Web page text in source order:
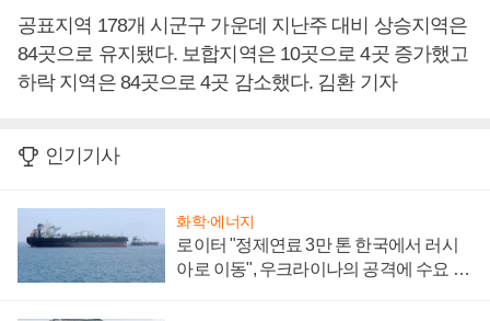
공표지역 178개 시군구 가운데 지난주 대비 상승지역은
84곳으로 유지됐다. 보합지역은 10곳으로 4곳 증가했고
하락 지역은 84곳으로 4곳 감소했다. 김환 기자
인기기사
화학·에너지
로이터 "정제연료 3만 톤 한국에서 러시
아로 이동", 우크라이나의 공격에 수요 늘